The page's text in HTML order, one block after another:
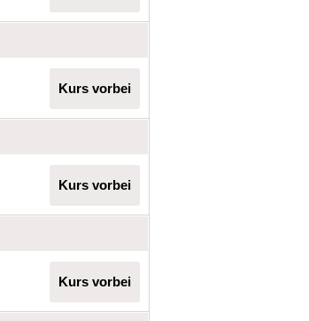
Kurs vorbei
Kurs vorbei
Kurs vorbei